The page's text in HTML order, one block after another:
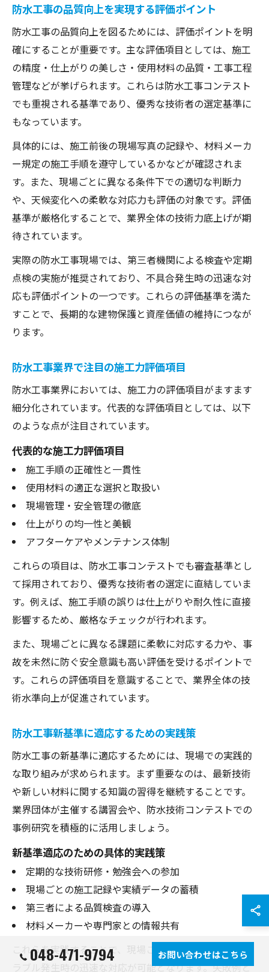
防水工事の品質向上を実現する評価ポイント
防水工事の品質向上を図るためには、評価ポイントを明
確にすることが重要です。主な評価項目としては、施工
の精度・仕上がりの美しさ・使用材料の品質・工事工程
管理などが挙げられます。これらは防水工事コンテスト
でも重視される基準であり、優秀な技術者の選定基準に
もなっています。
具体的には、施工前後の現場写真の記録や、材料メーカ
ー規定の施工手順を遵守しているかなどが確認されま
す。また、現場ごとに異なる条件下での適切な判断力
や、天候変化への柔軟な対応力も評価の対象です。評価
基準が厳格化することで、業界全体の技術力底上げが期
待されています。
実際の防水工事現場では、第三者機関による検査や定期
点検の実施が推奨されており、不具合発生時の迅速な対
応も評価ポイントの一つです。これらの評価基準を満た
すことで、長期的な建物保護と資産価値の維持につなが
ります。
防水工事業界で注目の施工力評価項目
防水工事業界においては、施工力の評価項目がますます
細分化されています。代表的な評価項目としては、以下
のような点が注目されています。
代表的な施工力評価項目
施工手順の正確性と一貫性
使用材料の適正な選択と取扱い
現場管理・安全管理の徹底
仕上がりの均一性と美観
アフターケアやメンテナンス体制
これらの項目は、防水工事コンテストでも審査基準とし
て採用されており、優秀な技術者の選定に直結していま
す。例えば、施工手順の誤りは仕上がりや耐久性に直接
影響するため、厳格なチェックが行われます。
また、現場ごとに異なる課題に柔軟に対応する力や、事
故を未然に防ぐ安全意識も高い評価を受けるポイントで
す。これらの評価項目を意識することで、業界全体の技
術水準向上が促進されています。
防水工事新基準に適応するための実践策
防水工事の新基準に適応するためには、現場での実践的
な取り組みが求められます。まず重要なのは、最新技術
や新しい材料に関する知識の習得を継続することです。
業界団体が主催する講習会や、防水技術コンテストでの
事例研究を積極的に活用しましょう。
新基準適応のための具体的実践策
定期的な技術研修・勉強会への参加
現場ごとの施工記録や実績データの蓄積
第三者による品質検査の導入
材料メーカーや専門家との情報共有
これらを実践することで、現場ごとの施工精度向上やト
ラブル発生時の迅速な対応が可能となります。失敗例と
048-471-9794 お問い合わせはこちら